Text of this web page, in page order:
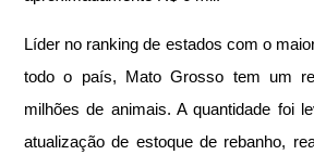
Líder no ranking de estados com o
todo o país, Mato Grosso tem um
milhões de animais. A quantidade foi
atualização de estoque de rebanho,